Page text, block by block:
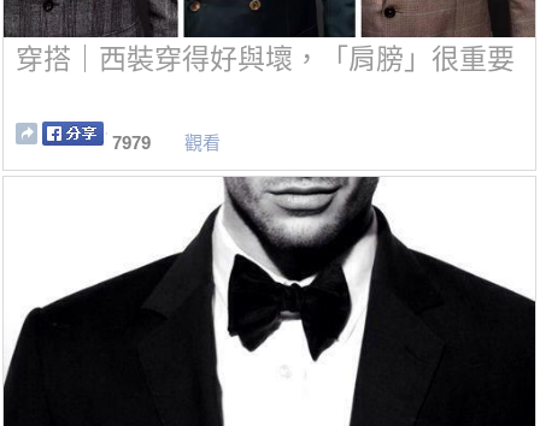
穿搭｜西裝穿得好與壞，「肩膀」很重要
7979 觀看